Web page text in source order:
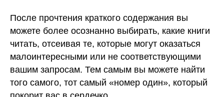
После прочтения краткого содержания вы
можете более осознанно выбирать, какие книги
читать, отсеивая те, которые могут оказаться
малоинтересными или не соответствующими
вашим запросам. Тем самым вы можете найти
того самого, тот самый «номер один», который